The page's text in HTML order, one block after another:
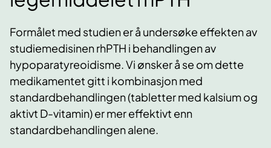
Formålet med studien er å undersøke effekten av
studiemedisinen rhPTH i behandlingen av
hypoparatyreoidisme. Vi ønsker å se om dette
medikamentet gitt i kombinasjon med
standardbehandlingen (tabletter med kalsium og
aktivt D-vitamin) er mer effektivt enn
standardbehandlingen alene.